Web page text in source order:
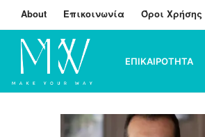
About Επικοινωνία Όροι Χρήσης
ΕΠΙΚΑΙΡΟΤΗΤΑ